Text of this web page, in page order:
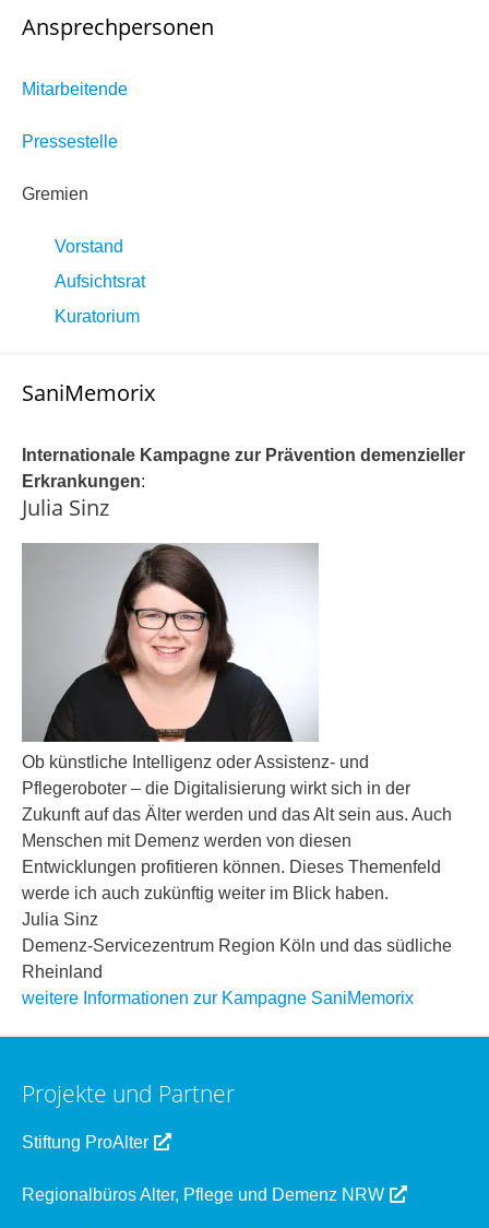
Ansprechpersonen
Mitarbeitende
Pressestelle
Gremien
Vorstand
Aufsichtsrat
Kuratorium
SaniMemorix
Internationale Kampagne zur Prävention demenzieller
Erkrankungen:
Julia Sinz
Ob künstliche Intelligenz oder Assistenz- und
Pflegeroboter – die Digitalisierung wirkt sich in der
Zukunft auf das Älter werden und das Alt sein aus. Auch
Menschen mit Demenz werden von diesen
Entwicklungen profitieren können. Dieses Themenfeld
werde ich auch zukünftig weiter im Blick haben.
Julia Sinz
Demenz-Servicezentrum Region Köln und das südliche
Rheinland
weitere Informationen zur Kampagne SaniMemorix
Projekte und Partner
Stiftung ProAlter
Regionalbüros Alter, Pflege und Demenz NRW